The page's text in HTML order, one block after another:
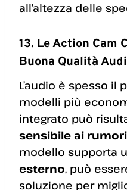
all’altezza delle
13. Le Action Cam
Buona Qualità
L’audio è spesso il
modelli più
integrato può
sensibile ai
modello supporta
esterno, può
soluzione per